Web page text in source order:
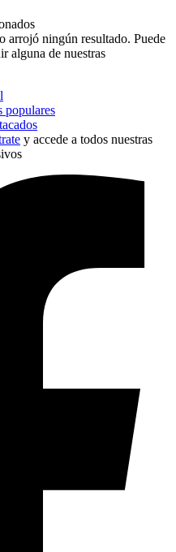
arrojó ningún resultado. Puede
alguna de nuestras
populares
y accede a todos nuestras